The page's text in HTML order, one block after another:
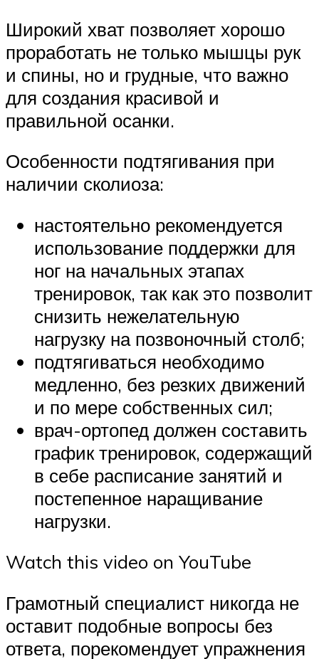
Широкий хват позволяет хорошо
проработать не только мышцы рук
и спины, но и грудные, что важно
для создания красивой и
правильной осанки.
Особенности подтягивания при
наличии сколиоза:
настоятельно рекомендуется
использование поддержки для
ног на начальных этапах
тренировок, так как это позволит
снизить нежелательную
нагрузку на позвоночный столб;
подтягиваться необходимо
медленно, без резких движений
и по мере собственных сил;
врач-ортопед должен составить
график тренировок, содержащий
в себе расписание занятий и
постепенное наращивание
нагрузки.
Watch this video on YouTube
Грамотный специалист никогда не
оставит подобные вопросы без
ответа, порекомендует упражнения